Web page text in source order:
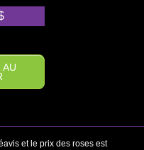
AU
et le prix des roses est